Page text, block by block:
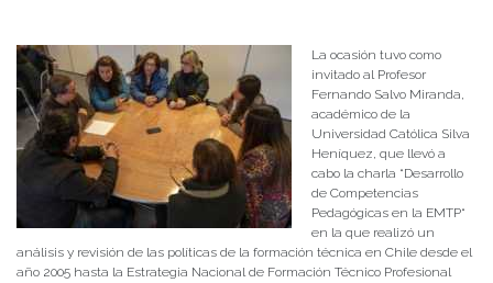
La ocasión tuvo como
invitado al Profesor
Fernando Salvo Miranda,
académico de la
Universidad Católica Silva
Heníquez, que llevó a
cabo la charla “Desarrollo
de Competencias
Pedagógicas en la EMTP“
en la que realizó un
análisis y revisión de las políticas de la formación técnica en Chile desde el
año 2005 hasta la Estrategia Nacional de Formación Técnico Profesional